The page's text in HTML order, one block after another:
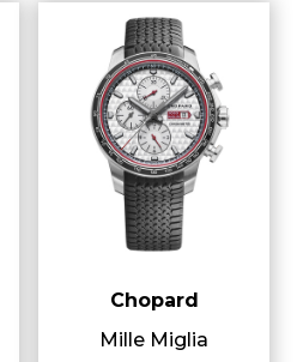
Chopard
Mille Miglia